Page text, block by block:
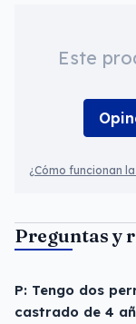
Este
¿Cómo funcionan
Preguntas y
P: Tengo dos
castrado de 4